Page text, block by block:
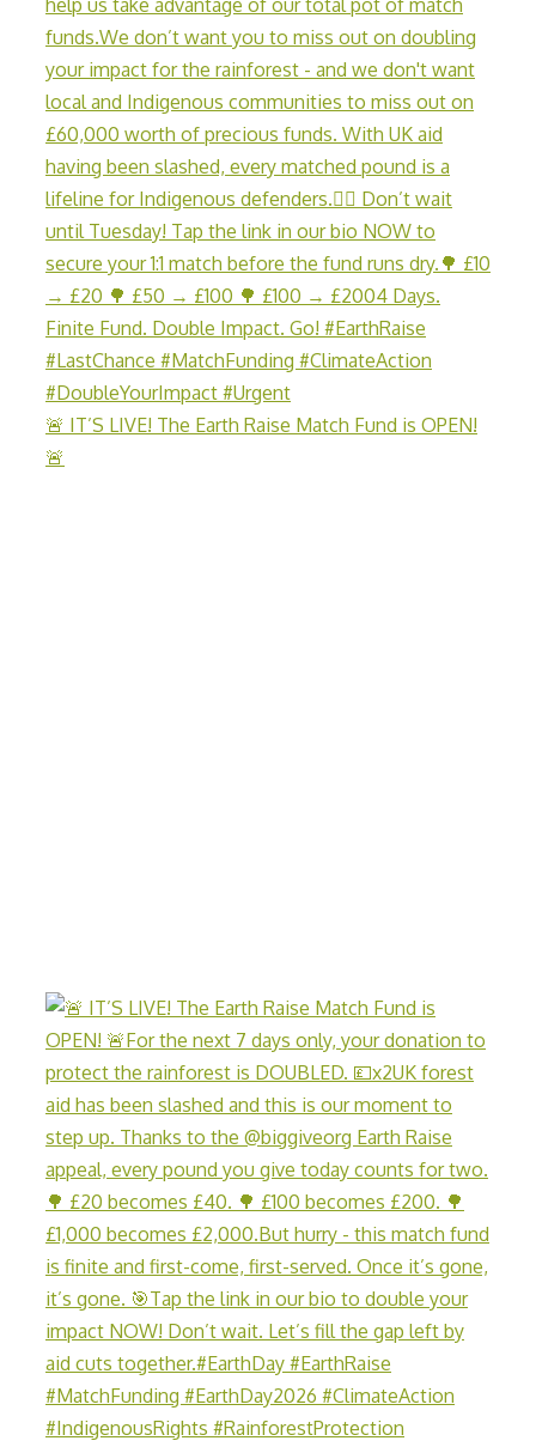
🚨 IT’S LIVE! The Earth Raise Match Fund is OPEN!
🚨